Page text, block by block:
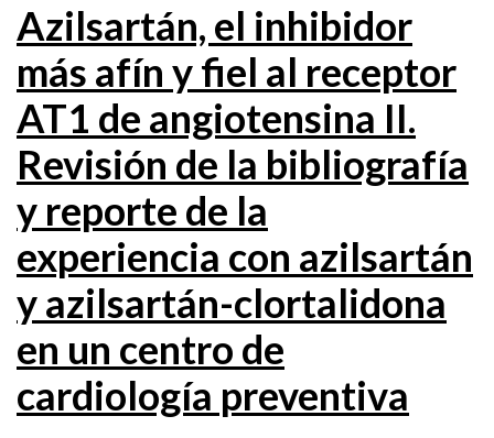
Azilsartán, el inhibidor
más afín y fiel al receptor
AT1 de angiotensina II.
Revisión de la bibliografía
y reporte de la
experiencia con azilsartán
y azilsartán-clortalidona
en un centro de
cardiología preventiva